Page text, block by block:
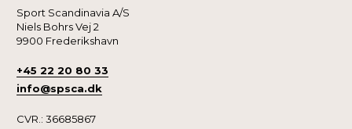
Sport Scandinavia A/S
Niels Bohrs Vej 2
9900 Frederikshavn
+45 22 20 80 33
info@spsca.dk
CVR.: 36685867